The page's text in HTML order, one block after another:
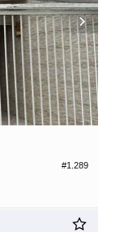
#1.289